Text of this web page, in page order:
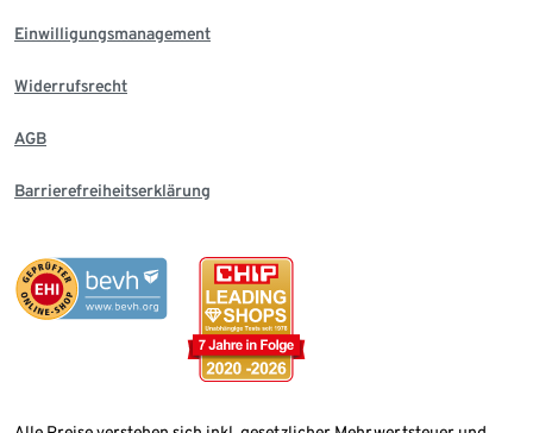
Einwilligungsmanagement
Widerrufsrecht
AGB
Barrierefreiheitserklärung